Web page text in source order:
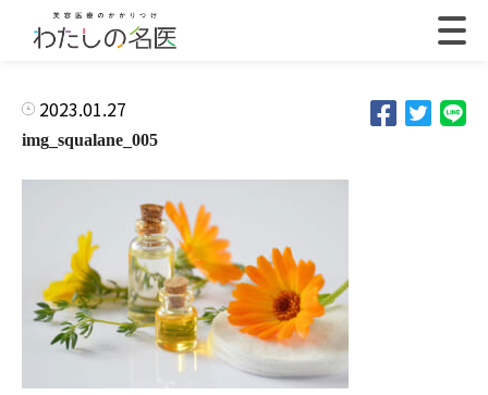
2023.01.27
img_squalane_005